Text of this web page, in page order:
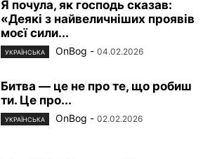
Я почула, як господь сказав:
«Деякі з найвеличніших проявів
моєї сили...
УКРАЇНСЬКА OnBog - 04.02.2026
Битва — це не про те, що робиш
ти. Це про...
УКРАЇНСЬКА OnBog - 02.02.2026